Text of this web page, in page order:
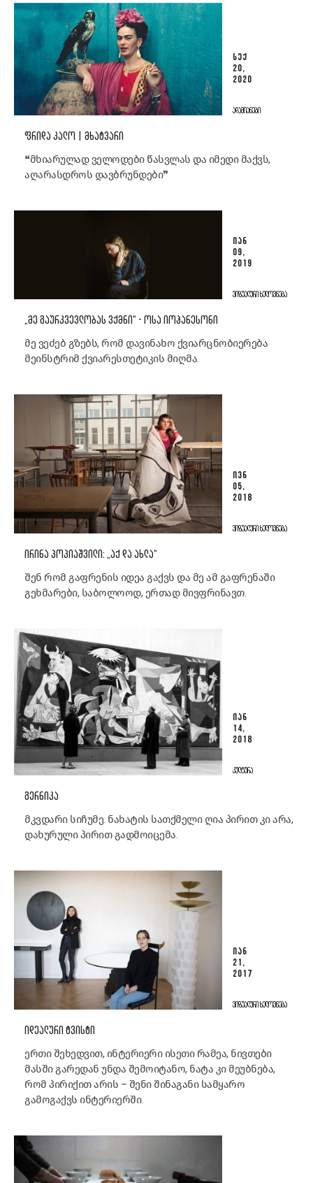
ᲡᲔᲥ
20,
2020
ᲐᲓᲐᲛᲘᲐᲜᲔᲑᲘ
ᲤᲠᲘᲓᲐ ᲙᲐᲚᲝ | ᲛᲮᲐᲢᲕᲐᲠᲘ
❝მხიარულად ველოდები წასვლას და იმედი მაქვს,
აღარასდროს დავბრუნდები❞
ᲘᲐᲜ
09,
2019
ᲕᲘᲖᲣᲐᲚᲣᲠᲘ ᲮᲔᲚᲝᲕᲜᲔᲑᲐ
„ᲛᲔ ᲒᲐᲣᲠᲙᲕᲔᲕᲚᲝᲑᲐᲡ ᲕᲥᲛᲜᲘ“ - ᲝᲡᲐ ᲘᲝᲰᲐᲜᲔᲡᲝᲜᲘ
მე ვეძებ გზებს, რომ დავინახო ქვიარცნობიერება
მეინსტრიმ ქვიარესთეტიკის მიღმა.
ᲘᲕᲜ
05,
2018
ᲕᲘᲖᲣᲐᲚᲣᲠᲘ ᲮᲔᲚᲝᲕᲜᲔᲑᲐ
ᲘᲠᲘᲜᲐ ᲞᲝᲞᲘᲐᲨᲕᲘᲚᲘ: „ᲐᲥ ᲓᲐ ᲐᲮᲚᲐ“
შენ რომ გაფრენის იდეა გაქვს და მე ამ გაფრენაში
გეხმარები, საბოლოოდ, ერთად მივფრინავთ.
ᲘᲐᲜ
14,
2018
ᲙᲣᲚᲢᲣᲠᲐ
ᲒᲔᲠᲜᲘᲙᲐ
მკვდარი სიჩუმე. ნახატის სათქმელი ღია პირით კი არა,
დახურული პირით გადმოიცემა.
ᲘᲐᲜ
21,
2017
ᲕᲘᲖᲣᲐᲚᲣᲠᲘ ᲮᲔᲚᲝᲕᲜᲔᲑᲐ
ᲘᲓᲔᲐᲚᲣᲠᲘ ᲢᲕᲘᲡᲢᲘ
ერთი შეხედვით, ინტერიერი ისეთი რამეა, ნივთები
მასში გარედან უნდა შემოიტანო, ნატა კი მეუბნება,
რომ პირიქით არის – შენი შინაგანი სამყარო
გამოგაქვს ინტერიერში.